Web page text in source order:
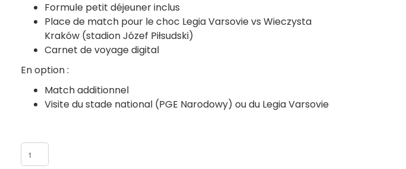
Formule petit déjeuner inclus
Place de match pour le choc Legia Varsovie vs Wieczysta
Kraków (stadion Józef Piłsudski)
Carnet de voyage digital
En option :
Match additionnel
Visite du stade national (PGE Narodowy) ou du Legia Varsovie